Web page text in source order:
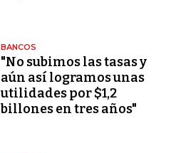
BANCOS
"No subimos las tasas y
aún así logramos unas
utilidades por $1,2
billones en tres años"